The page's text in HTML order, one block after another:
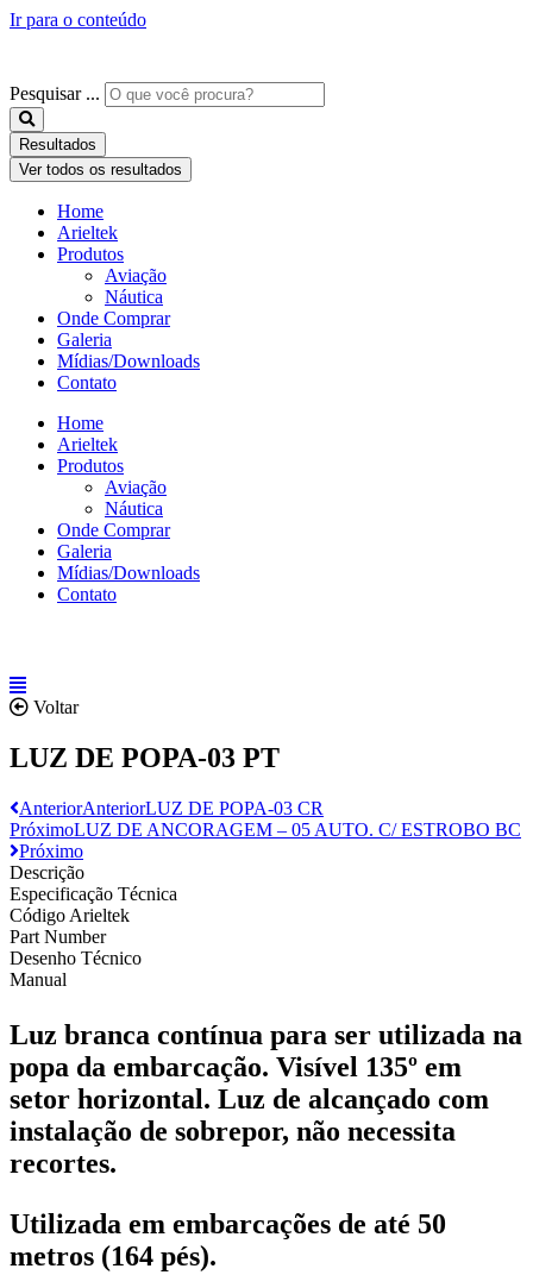
Ir para o conteúdo
Pesquisar ...
Resultados
Ver todos os resultados
Home
Arieltek
Produtos
Aviação
Náutica
Onde Comprar
Galeria
Mídias/Downloads
Contato
Home
Arieltek
Produtos
Aviação
Náutica
Onde Comprar
Galeria
Mídias/Downloads
Contato
Voltar
LUZ DE POPA-03 PT
AnteriorAnteriorLUZ DE POPA-03 CR
PróximoLUZ DE ANCORAGEM – 05 AUTO. C/ ESTROBO BC
Próximo
Descrição
Especificação Técnica
Código Arieltek
Part Number
Desenho Técnico
Manual
Luz branca contínua para ser utilizada na
popa da embarcação. Visível 135º em
setor horizontal. Luz de alcançado com
instalação de sobrepor, não necessita
recortes.
Utilizada em embarcações de até 50
metros (164 pés).